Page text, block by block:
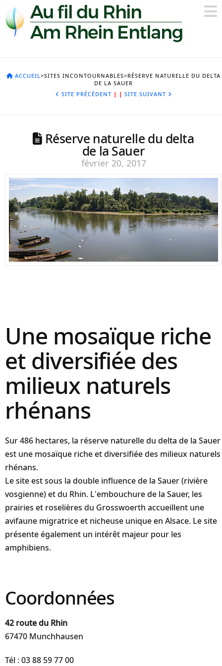
ACCUEIL>SITES INCONTOURNABLES>RÉSERVE NATURELLE DU DELTA
DE LA SAUER
SITE PRÉCÉDENT | | SITE SUIVANT
Réserve naturelle du delta
de la Sauer
février 20, 2017
Une mosaïque riche
et diversifiée des
milieux naturels
rhénans
Sur 486 hectares, la réserve naturelle du delta de la Sauer
est une mosaïque riche et diversifiée des milieux naturels
rhénans.
Le site est sous la double influence de la Sauer (rivière
vosgienne) et du Rhin. L’embouchure de la Sauer, les
prairies et roselières du Grosswoerth accueillent une
avifaune migratrice et nicheuse unique en Alsace. Le site
présente également un intérêt majeur pour les
amphibiens.
Coordonnées
42 route du Rhin
67470 Munchhausen
Tél : 03 88 59 77 00